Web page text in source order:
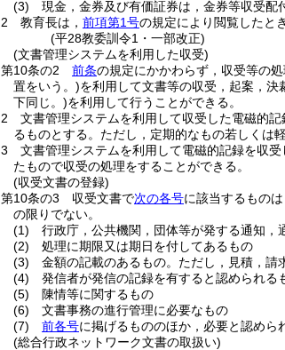
(3)
現金，金券及び有価証券は，金券等収受配
2
教育長は， 前項第1号の規定により閲覧したと
(平28教委訓令1・一部改正)
(文書管理システムを利用した収受)
第10条の2
前条の規定にかかわらず，収受等の
置をいう。)を利用して文書等の収受，起案，
下同じ。)を利用して行うことができる。
2
文書管理システムを利用して収受した電磁的記
るものとする。 ただし，定期的なもの若しくは
3
文書管理システムを利用して電磁的記録を収
たもので収受の処理をすることができる。
(収受文書の登録)
第10条の3
収受文書で次の各号に該当するもの
の限りでない。
(1)
行政庁，公共機関，団体等が発する通知
(2)
処理に期限又は期日を付してあるもの
(3)
金額の記載のあるもの。 ただし，見積，請
(4)
発信者が発信の記録を有すると認められる
(5)
陳情等に関するもの
(6)
文書事務の進行管理に必要なもの
(7)
前各号に掲げるもののほか，必要と認めら
(総合行政ネットワーク文書の取扱い)